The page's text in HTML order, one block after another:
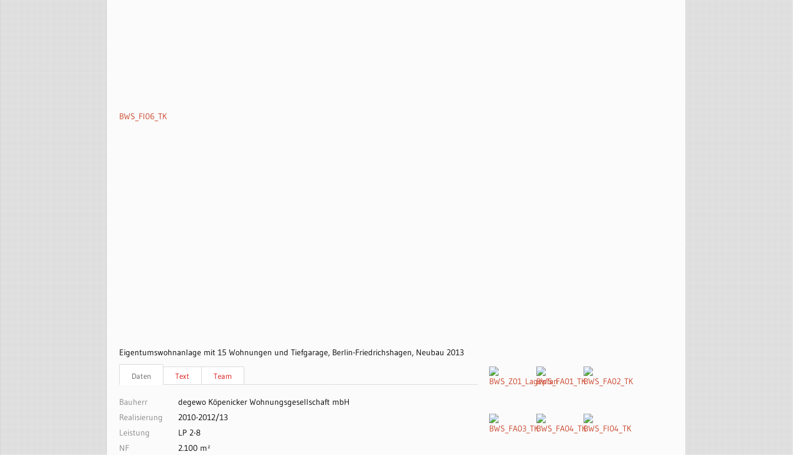
BWS_FI06_TK
Eigentumswohnanlage mit 15 Wohnungen und Tiefgarage, Berlin-Friedrichshagen, Neubau 2013
Daten Text Team
Bauherr
degewo Köpenicker Wohnungsgesellschaft mbH
Realisierung
2010-2012/13
Leistung
LP 2-8
NF
2.100 m²